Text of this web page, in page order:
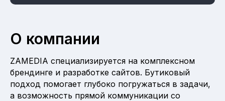
О компании
ZAMEDIA специализируется на комплексном
брендинге и разработке сайтов. Бутиковый
подход помогает глубоко погружаться в задачи,
а возможность прямой коммуникации со